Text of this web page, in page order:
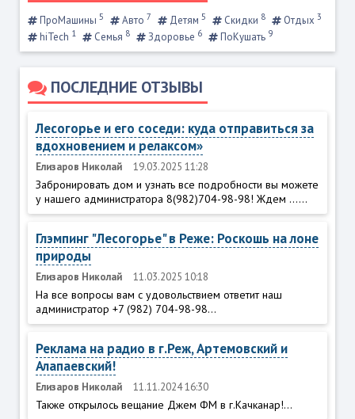
ПроМашины 5 Авто 7 Детям 5 Скидки 8 Отдых 3
hiTech 1 Семья 8 Здоровье 6 ПоКушать 9
ПОСЛЕДНИЕ ОТЗЫВЫ
Лесогорье и его соседи: куда отправиться за
вдохновением и релаксом»
Елизаров Николай 19.03.2025 11:28
Забронировать дом и узнать все подробности вы можете
у нашего администратора 8(982)704-98-98! Ждем ......
Глэмпинг "Лесогорье" в Реже: Роскошь на лоне
природы
Елизаров Николай 11.03.2025 10:18
На все вопросы вам с удовольствием ответит наш
администратор +7 (982) 704-98-98...
Реклама на радио в г.Реж, Артемовский и
Алапаевский!
Елизаров Николай 11.11.2024 16:30
Также открылось вещание Джем ФМ в г.Качканар!...